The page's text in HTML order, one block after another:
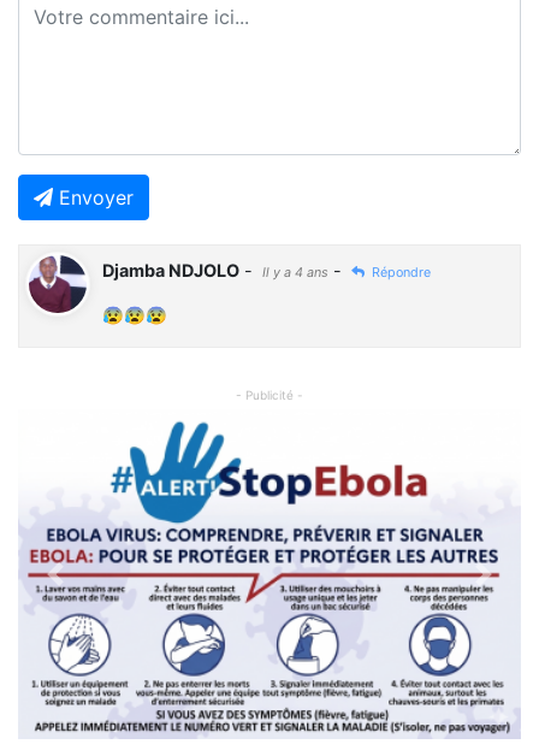
Envoyer
Djamba NDJOLO - Il y a 4 ans - Répondre
😰😰😰
- Publicité -
Previous Next